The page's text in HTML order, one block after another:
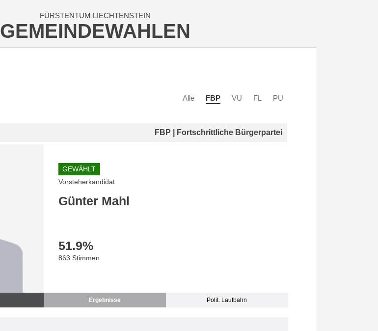
FÜRSTENTUM LIECHTENSTEIN
GEMEINDEWAHLEN
Alle FBP VU FL PU
FBP | Fortschrittliche Bürgerpartei
GEWÄHLT
Vorsteherkandidat
Günter Mahl
51.9%
863 Stimmen
Ergebnisse Polit. Laufbahn